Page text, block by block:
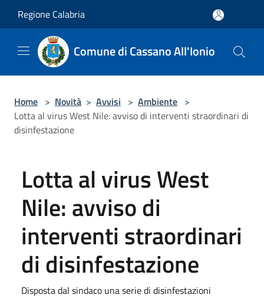
Regione Calabria
Comune di Cassano All'Ionio
Home > Novità > Avvisi > Ambiente >
Lotta al virus West Nile: avviso di interventi straordinari di
disinfestazione
Lotta al virus West
Nile: avviso di
interventi straordinari
di disinfestazione
Disposta dal sindaco una serie di disinfestazioni